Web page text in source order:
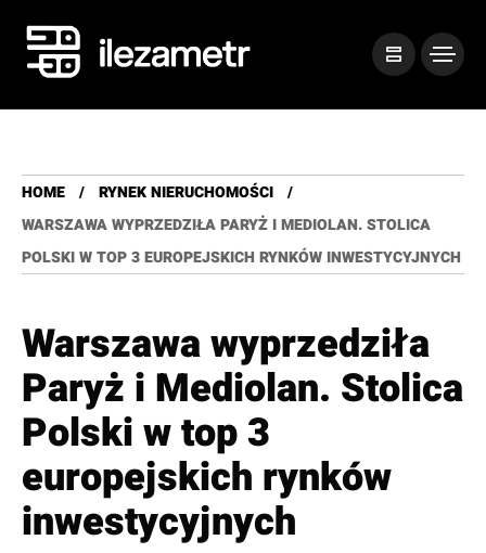
HOME
RYNEK NIERUCHOMOŚCI
WARSZAWA WYPRZEDZIŁA PARYŻ I MEDIOLAN. STOLICA
POLSKI W TOP 3 EUROPEJSKICH RYNKÓW INWESTYCYJNYCH
Warszawa wyprzedziła
Paryż i Mediolan. Stolica
Polski w top 3
europejskich rynków
inwestycyjnych